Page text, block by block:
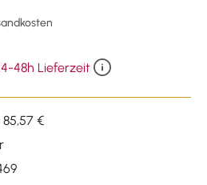
48h Lieferzeit
85,57 €